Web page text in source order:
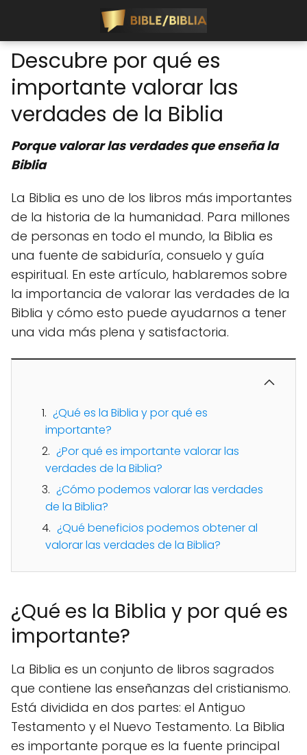
Descubre por qué es
importante valorar las
verdades de la Biblia
Porque valorar las verdades que enseña la
Biblia
La Biblia es uno de los libros más importantes
de la historia de la humanidad. Para millones
de personas en todo el mundo, la Biblia es
una fuente de sabiduría, consuelo y guía
espiritual. En este artículo, hablaremos sobre
la importancia de valorar las verdades de la
Biblia y cómo esto puede ayudarnos a tener
una vida más plena y satisfactoria.
¿Qué es la Biblia y por qué es
importante?
¿Por qué es importante valorar las
verdades de la Biblia?
¿Cómo podemos valorar las verdades
de la Biblia?
¿Qué beneficios podemos obtener al
valorar las verdades de la Biblia?
¿Qué es la Biblia y por qué es
importante?
La Biblia es un conjunto de libros sagrados
que contiene las enseñanzas del cristianismo.
Está dividida en dos partes: el Antiguo
Testamento y el Nuevo Testamento. La Biblia
es importante porque es la fuente principal